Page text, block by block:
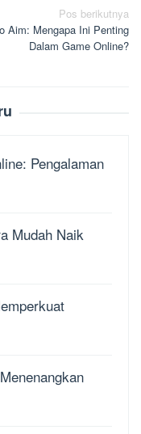
Pos berikutnya
Aim: Mengapa Ini Penting
Dalam Game Online?
Pengalaman
Mudah Naik